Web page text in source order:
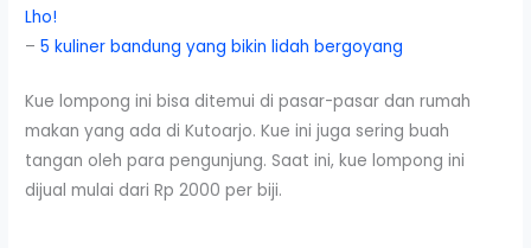
Lho!
–5 kuliner bandung yang bikin lidah bergoyang
Kue lompong ini bisa ditemui di pasar-pasar dan rumah
makan yang ada di Kutoarjo. Kue ini juga sering buah
tangan oleh para pengunjung. Saat ini, kue lompong ini
dijual mulai dari Rp 2000 per biji.